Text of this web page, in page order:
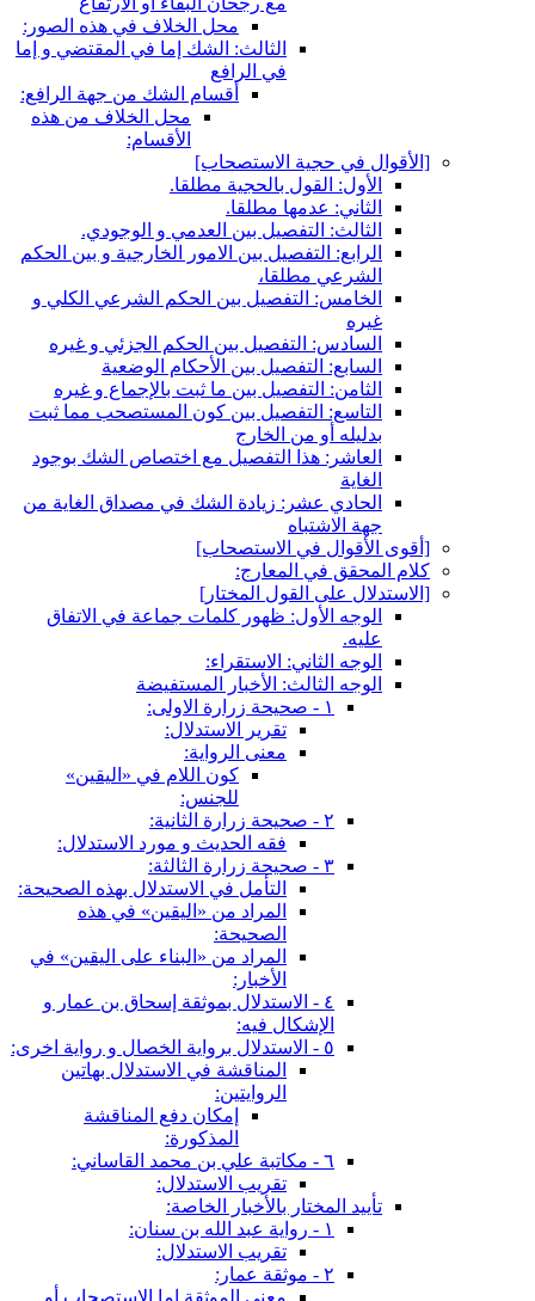
محل الخلاف في هذه الصور:
الثالث: الشك إما في المقتضي و إما
في الرافع
أقسام الشك من جهة الرافع:
محل الخلاف من هذه
الأقسام:
[الأقوال في حجية الاستصحاب‏]
الأول: القول بالحجية مطلقا.
الثاني: عدمها مطلقا.
الثالث: التفصيل بين العدمي و الوجودي.
الرابع: التفصيل بين الامور الخارجية و بين الحكم
الشرعي مطلقا،
الخامس: التفصيل بين الحكم الشرعي الكلي و
غيره
السادس: التفصيل بين الحكم الجزئي و غيره
السابع: التفصيل بين الأحكام الوضعية
الثامن: التفصيل بين ما ثبت بالإجماع و غيره
التاسع: التفصيل بين كون المستصحب مما ثبت
بدليله أو من الخارج
العاشر: هذا التفصيل مع اختصاص الشك بوجود
الغاية
الحادي عشر: زيادة الشك في مصداق الغاية من
جهة الاشتباه
[أقوى الأقوال في الاستصحاب‏]
كلام المحقق في المعارج:
[الاستدلال على القول المختار]
الوجه الأول: ظهور كلمات جماعة في الاتفاق
عليه.
الوجه الثاني: الاستقراء:
الوجه الثالث: الأخبار المستفيضة
١ - صحيحة زرارة الاولى:
تقرير الاستدلال:
معنى الرواية:
كون اللام في «اليقين»
للجنس:
٢ - صحيحة زرارة الثانية:
فقه الحديث و مورد الاستدلال:
٣ - صحيحة زرارة الثالثة:
التأمل في الاستدلال بهذه الصحيحة:
المراد من «اليقين» في هذه
الصحيحة:
المراد من «البناء على اليقين» في
الأخبار:
٤ - الاستدلال بموثقة إسحاق بن عمار و
الإشكال فيه:
٥ - الاستدلال برواية الخصال و رواية اخرى:
المناقشة في الاستدلال بهاتين
الروايتين:
إمكان دفع المناقشة
المذكورة:
٦ - مكاتبة علي بن محمد القاساني:
تقريب الاستدلال:
تأييد المختار بالأخبار الخاصة:
١ - رواية عبد الله بن سنان:
تقريب الاستدلال:
٢ - موثقة عمار: